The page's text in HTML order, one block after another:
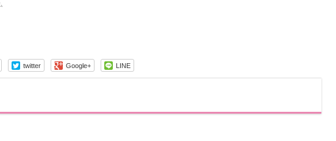
twitter Google+ LINE